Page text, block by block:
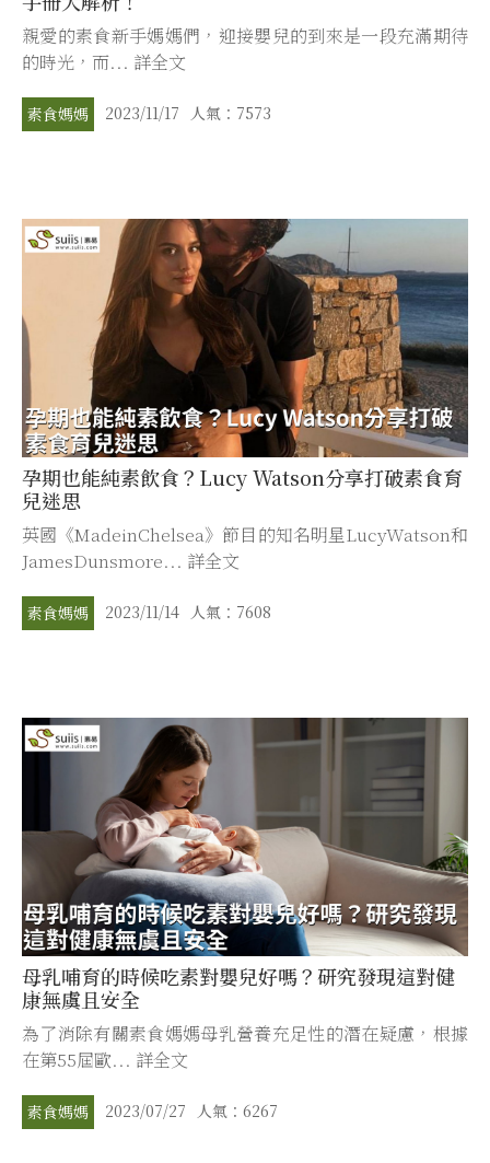
親愛的素食新手媽媽們，迎接嬰兒的到來是一段充滿期待
的時光，而... 詳全文
素食媽媽 2023/11/17 人氣：7573
孕期也能純素飲食？Lucy Watson分享打破素食育
兒迷思
英國《MadeinChelsea》節目的知名明星LucyWatson和
JamesDunsmore... 詳全文
素食媽媽 2023/11/14 人氣：7608
母乳哺育的時候吃素對嬰兒好嗎？研究發現這對健
康無虞且安全
為了消除有關素食媽媽母乳營養充足性的潛在疑慮，根據
在第55屆歐... 詳全文
素食媽媽 2023/07/27 人氣：6267